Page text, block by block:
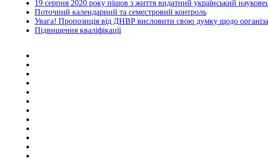
19 серпня 2020 року пішов з життя видатний український
Поточний календарний та семестровий контроль
Увага! Пропозиція від ДНВР висловити свою думку щодо
Підвищення кваліфікації